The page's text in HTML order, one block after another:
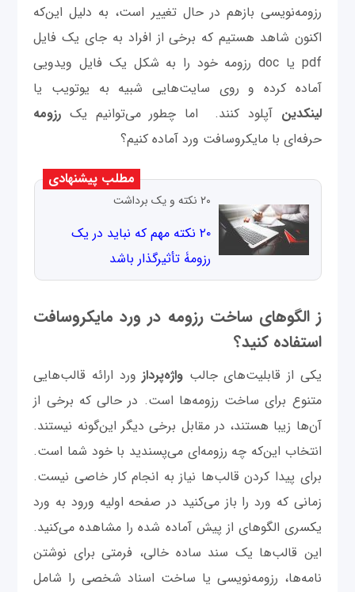
رزومه‌نویسی بازهم در حال تغییر است، به دلیل این‌که
اکنون شاهد هستیم که برخی از افراد به جای یک فایل
pdf یا doc رزومه خود را به شکل یک فایل ویدویی
آماده کرده و روی سایت‌هایی شبیه به یوتویب یا
لینکدین آپلود کنند. اما چطور می‌توانیم یک رزومه
حرفه‌ای با مایکروسافت ورد آماده کنیم؟
مطلب پیشنهادی
۲۰ نکته و یک برداشت
۲۰ نکته‌ مهم که نباید در یک
رزومۀ تأثیرگذار باشد
ز الگوهای ساخت رزومه در ورد مایکروسافت
استفاده کنید؟
یکی از قابلیت‌های جالب واژه‌پرداز ورد ارائه قالب‌هایی
متنوع برای ساخت رزومه‌ها است. در حالی که برخی از
آن‌ها زیبا هستند، در مقابل برخی دیگر این‌گونه نیستند.
انتخاب این‌که چه رزومه‌ای می‌پسندید با خود شما است.
برای پیدا کردن قالب‌ها نیاز به انجام کار خاصی نیست.
زمانی که ورد را باز می‌کنید در صفحه اولیه ورود به ورد
یکسری الگوهای از پیش آماده شده را مشاهده می‌کنید.
این قالب‌ها یک سند ساده خالی، فرمتی برای نوشتن
نامه‌ها، رزومه‌نویسی یا ساخت اسناد شخصی را شامل